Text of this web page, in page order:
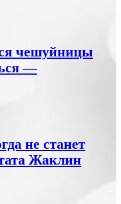
чешуйницы
—
не станет
Жаклин